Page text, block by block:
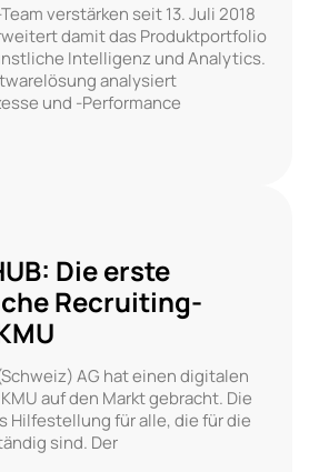
verstärken seit 13. Juli 2018
damit das Produktportfolio
Intelligenz und Analytics.
analysiert
und -Performance
Die erste
Recruiting-
AG hat einen digitalen
auf den Markt gebracht. Die
Hilfestellung für alle, die für die
sind. Der